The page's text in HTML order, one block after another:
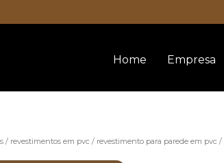
Home Empresa
revestimentos em pvc revestimento para parede em pvc